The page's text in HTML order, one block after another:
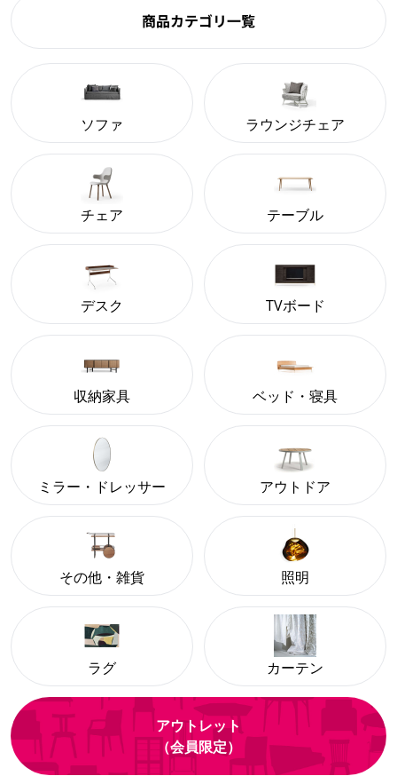
商品カテゴリ一覧
ソファ ラウンジチェア
チェア テーブル
デスク TVボード
収納家具 ベッド・寝具
ミラー・ドレッサー アウトドア
その他・雑貨 照明
ラグ カーテン
アウトレット
（会員限定）